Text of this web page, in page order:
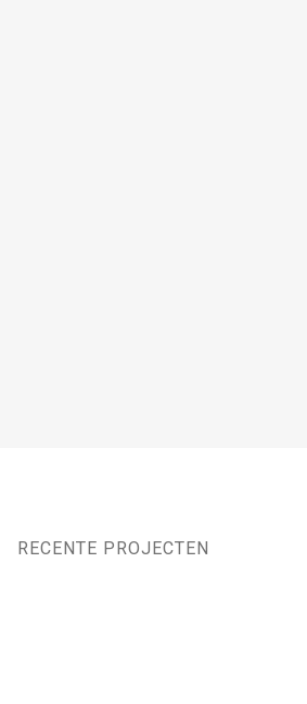
RECENTE PROJECTEN